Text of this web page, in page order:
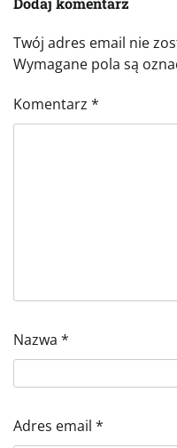
Twój adres email nie
Wymagane pola są
Komentarz *
Nazwa *
Adres email *